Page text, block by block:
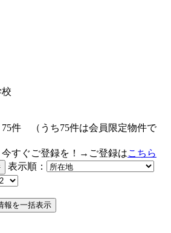
75件 （うち75件は会員限定物件で
すぐご登録を！→ご登録はこちら
表示順：